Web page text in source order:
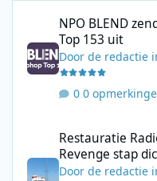
NPO BLEND
Top 153 uit
Doorde redactie
0
Restauratie
Revenge stap
Doorde redactie